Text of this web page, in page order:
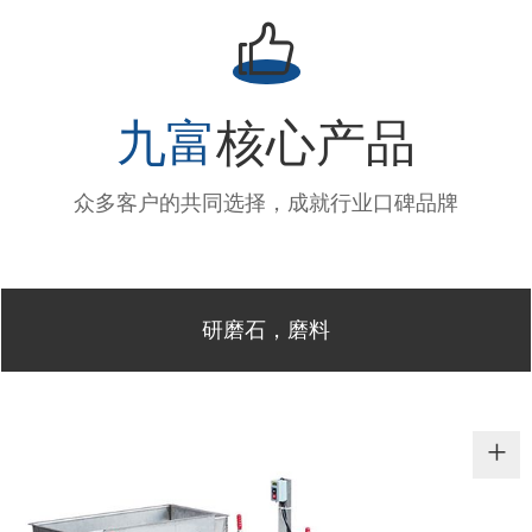

九富核心产品
众多客户的共同选择，成就行业口碑品牌
研磨石，磨料